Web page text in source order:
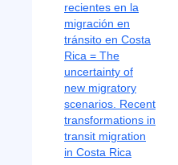
recientes en la
migración en
tránsito en Costa
Rica = The
uncertainty of
new migratory
scenarios. Recent
transformations in
transit migration
in Costa Rica